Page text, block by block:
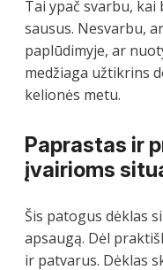
Tai ypač svarbu,
sausus. Nesvarbu,
paplūdimyje, ar
medžiaga užtikrins
kelionės metu.
Paprastas ir
įvairioms
Šis patogus dėklas
apsaugą. Dėl
ir patvarus. Dėklas